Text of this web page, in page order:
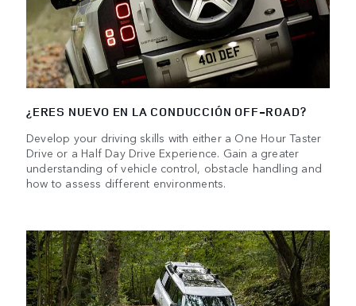
¿ERES NUEVO EN LA CONDUCCIÓN OFF-ROAD?
Develop your driving skills with either a One Hour Taster
Drive or a Half Day Drive Experience. Gain a greater
understanding of vehicle control, obstacle handling and
how to assess different environments.